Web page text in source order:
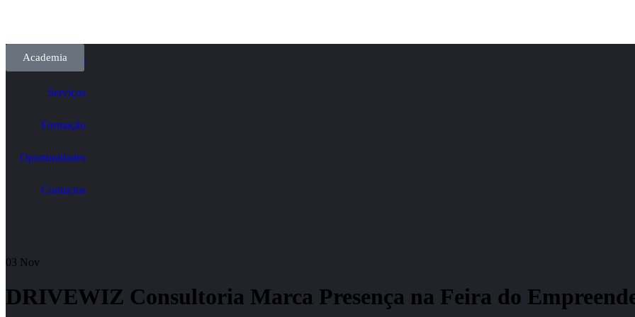
Sobre Nós
Serviços
Formação
Oportunidades
Contactos
Academia
03 Nov
DRIVEWIZ Consultoria Marca Presença na Feira do